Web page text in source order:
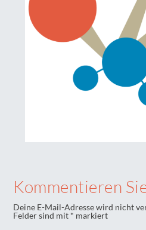
Kommentieren
Deine E-Mail-Adresse wird nicht
Felder sind mit * markiert